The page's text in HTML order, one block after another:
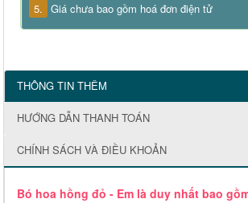
5. Giá chưa bao gồm hoá đơn điện tử
THÔNG TIN THÊM
HƯỚNG DẪN THANH TOÁN
CHÍNH SÁCH VÀ ĐIỀU KHOẢN
Bó hoa hồng đỏ - Em là duy nhất bao